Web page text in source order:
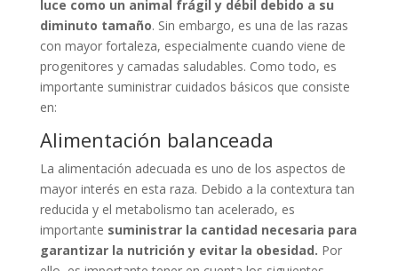
luce como un animal frágil y débil debido a su
diminuto tamaño. Sin embargo, es una de las razas
con mayor fortaleza, especialmente cuando viene de
progenitores y camadas saludables. Como todo, es
importante suministrar cuidados básicos que consiste
en:
Alimentación balanceada
La alimentación adecuada es uno de los aspectos de
mayor interés en esta raza. Debido a la contextura tan
reducida y el metabolismo tan acelerado, es
importante suministrar la cantidad necesaria para
garantizar la nutrición y evitar la obesidad. Por